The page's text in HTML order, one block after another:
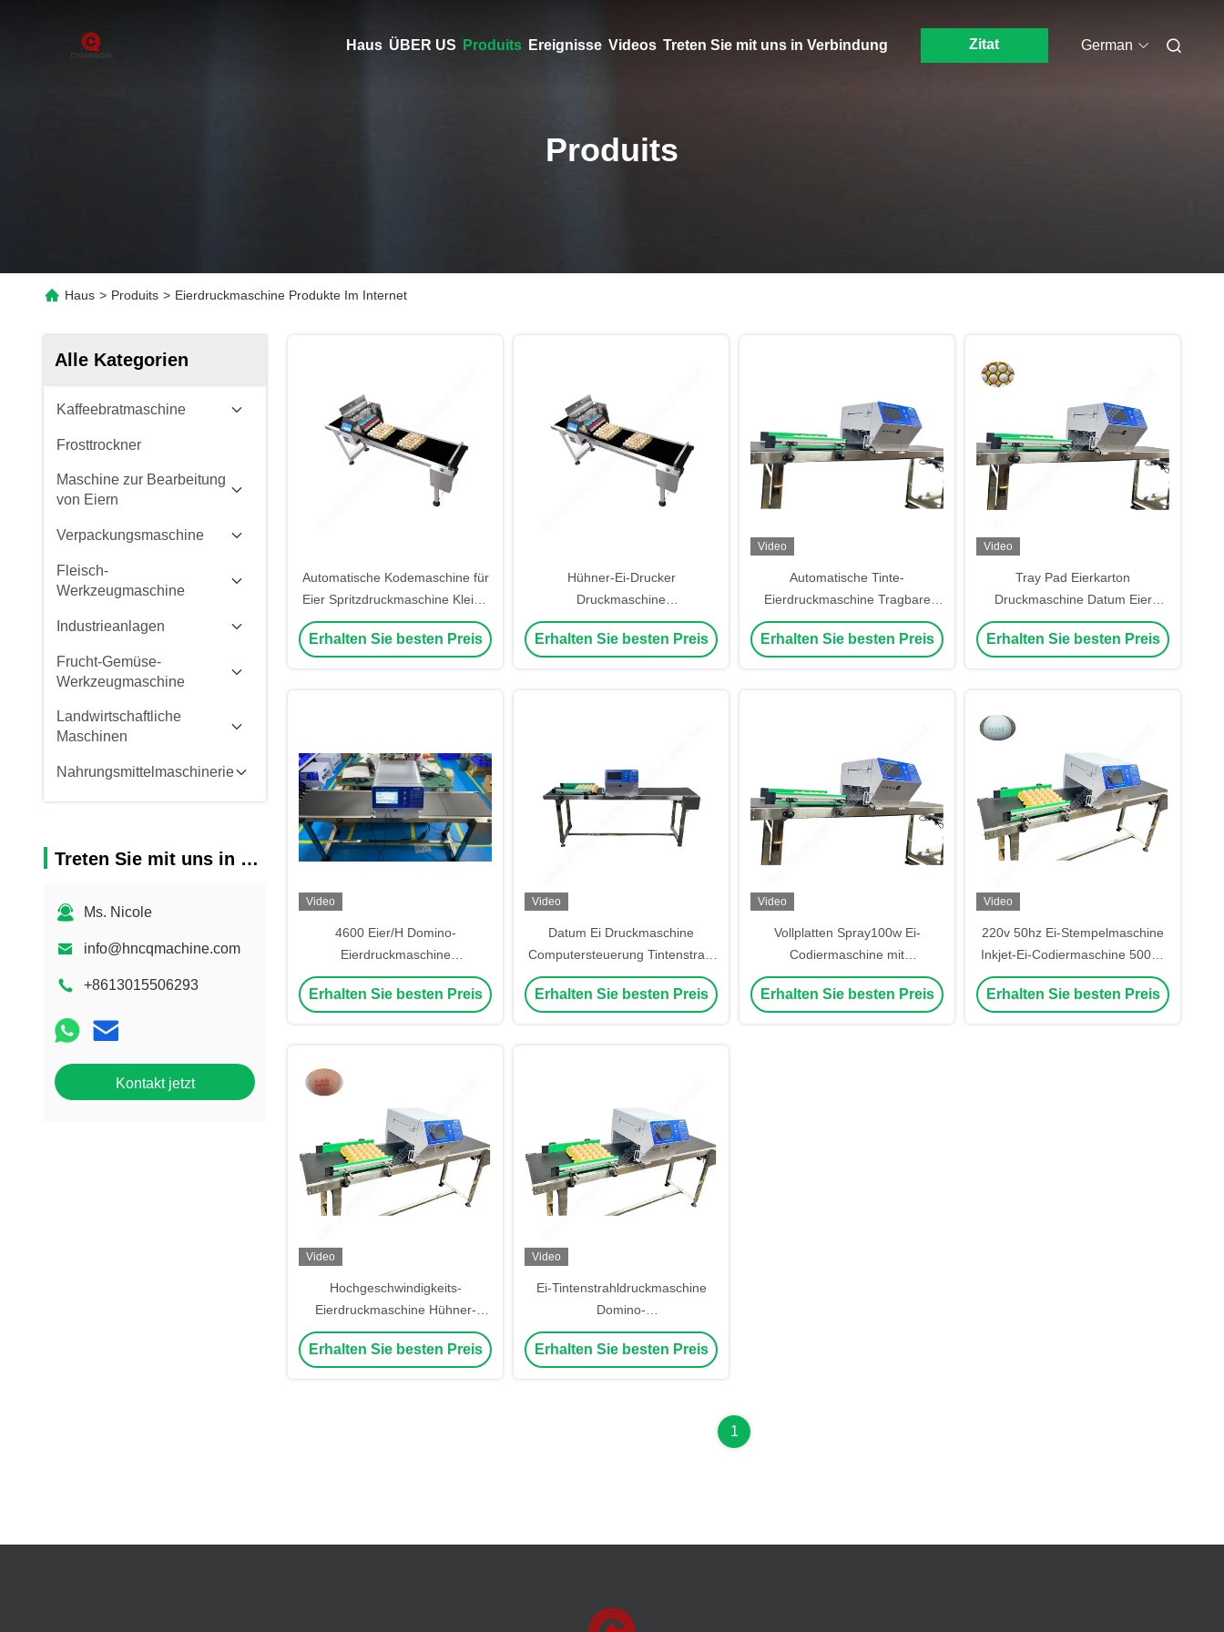
Haus ÜBER US Produits Ereignisse Videos Treten Sie mit uns in Verbindung Zitat German
Produits
Haus > Produits > Eierdruckmaschine Produkte Im Internet
Alle Kategorien
Kaffeebratmaschine
Frosttrockner
Maschine zur Bearbeitung
von Eiern
Verpackungsmaschine
Fleisch-
Werkzeugmaschine
Industrieanlagen
Frucht-Gemüse-
Werkzeugmaschine
Landwirtschaftliche
Maschinen
Nahrungsmittelmaschinerie
Treten Sie mit uns in Verbindung
Ms. Nicole
info@hncqmachine.com
+8613015506293
Kontakt jetzt
Automatische Kodemaschine für
Eier Spritzdruckmaschine Kleine
für Eier Verfallsdatum
Druckmaschine
Erhalten Sie besten Preis
Hühner-Ei-Drucker
Druckmaschine
Tintenstrahldruckmaschine Ei-
Maschine Ei-Datum-Drucker
Erhalten Sie besten Preis
Video
Automatische Tinte-
Eierdruckmaschine Tragbare
Hand-Eier-Codiermaschine
48000eggs/H
Erhalten Sie besten Preis
Video
Tray Pad Eierkarton
Druckmaschine Datum Eier
Druckmaschine 45000 Eier/h
Erhalten Sie besten Preis
Video
4600 Eier/H Domino-
Eierdruckmaschine
Handbuchcode Laser
automatische Eierstickmaschine
Erhalten Sie besten Preis
Video
Datum Ei Druckmaschine
Computersteuerung Tintenstrahl
Ei Stempelmaschine
50000eggs/H
Erhalten Sie besten Preis
Video
Vollplatten Spray100w Ei-
Codiermaschine mit
Tintenpatrone 60kg
Computersteuerung
Erhalten Sie besten Preis
Video
220v 50hz Ei-Stempelmaschine
Inkjet-Ei-Codiermaschine 50000
Eier/h
Erhalten Sie besten Preis
Video
Hochgeschwindigkeits-
Eierdruckmaschine Hühner-
Großeier-Codiermaschine 48500
Eier/h
Erhalten Sie besten Preis
Video
Ei-Tintenstrahldruckmaschine
Domino-
Tintenstrahldruckmaschine für
Eier 40000Eiggs/H
Erhalten Sie besten Preis
1